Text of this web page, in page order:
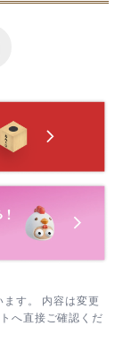
す。 内容は変更
へ直接ご確認くだ